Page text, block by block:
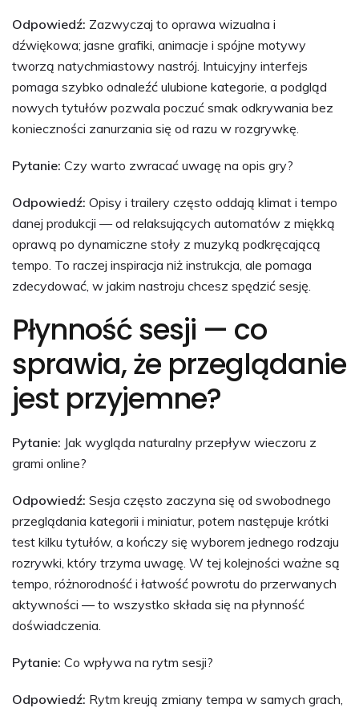
Odpowiedź: Zazwyczaj to oprawa wizualna i
dźwiękowa; jasne grafiki, animacje i spójne motywy
tworzą natychmiastowy nastrój. Intuicyjny interfejs
pomaga szybko odnaleźć ulubione kategorie, a podgląd
nowych tytułów pozwala poczuć smak odkrywania bez
konieczności zanurzania się od razu w rozgrywkę.
Pytanie: Czy warto zwracać uwagę na opis gry?
Odpowiedź: Opisy i trailery często oddają klimat i tempo
danej produkcji — od relaksujących automatów z miękką
oprawą po dynamiczne stoły z muzyką podkręcającą
tempo. To raczej inspiracja niż instrukcja, ale pomaga
zdecydować, w jakim nastroju chcesz spędzić sesję.
Płynność sesji — co
sprawia, że przeglądanie
jest przyjemne?
Pytanie: Jak wygląda naturalny przepływ wieczoru z
grami online?
Odpowiedź: Sesja często zaczyna się od swobodnego
przeglądania kategorii i miniatur, potem następuje krótki
test kilku tytułów, a kończy się wyborem jednego rodzaju
rozrywki, który trzyma uwagę. W tej kolejności ważne są
tempo, różnorodność i łatwość powrotu do przerwanych
aktywności — to wszystko składa się na płynność
doświadczenia.
Pytanie: Co wpływa na rytm sesji?
Odpowiedź: Rytm kreują zmiany tempa w samych grach,